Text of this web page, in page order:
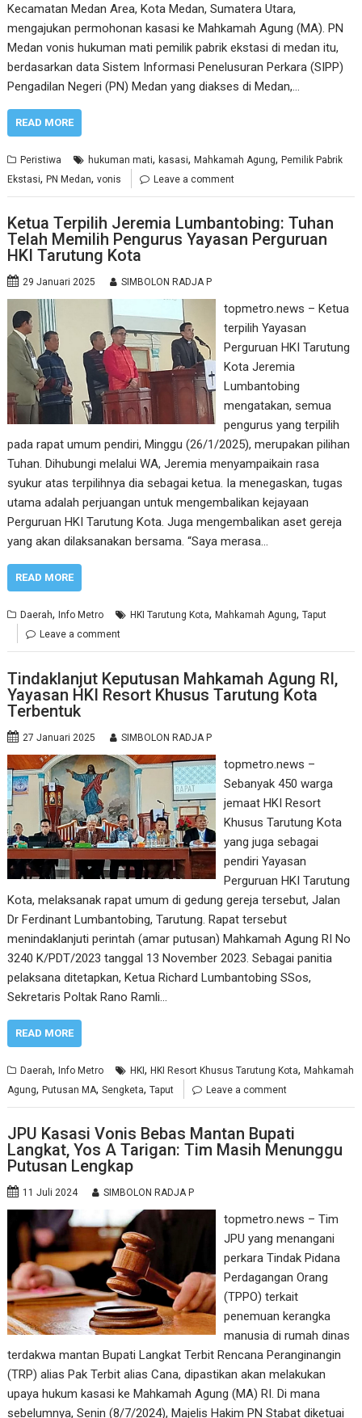
Kecamatan Medan Area, Kota Medan, Sumatera Utara,
mengajukan permohonan kasasi ke Mahkamah Agung (MA). PN
Medan vonis hukuman mati pemilik pabrik ekstasi di medan itu,
berdasarkan data Sistem Informasi Penelusuran Perkara (SIPP)
Pengadilan Negeri (PN) Medan yang diakses di Medan,…
READ MORE
Peristiwa hukuman mati,kasasi,Mahkamah Agung,Pemilik Pabrik
Ekstasi,PN Medan,vonis Leave a comment
Ketua Terpilih Jeremia Lumbantobing: Tuhan
Telah Memilih Pengurus Yayasan Perguruan
HKI Tarutung Kota
29 Januari 2025 SIMBOLON RADJA P
topmetro.news – Ketua
terpilih Yayasan
Perguruan HKI Tarutung
Kota Jeremia
Lumbantobing
mengatakan, semua
pengurus yang terpilih
pada rapat umum pendiri, Minggu (26/1/2025), merupakan pilihan
Tuhan. Dihubungi melalui WA, Jeremia menyampaikain rasa
syukur atas terpilihnya dia sebagai ketua. Ia menegaskan, tugas
utama adalah perjuangan untuk mengembalikan kejayaan
Perguruan HKI Tarutung Kota. Juga mengembalikan aset gereja
yang akan dilaksanakan bersama. “Saya merasa…
READ MORE
Daerah,Info Metro HKI Tarutung Kota,Mahkamah Agung,Taput
Leave a comment
Tindaklanjut Keputusan Mahkamah Agung RI,
Yayasan HKI Resort Khusus Tarutung Kota
Terbentuk
27 Januari 2025 SIMBOLON RADJA P
topmetro.news –
Sebanyak 450 warga
jemaat HKI Resort
Khusus Tarutung Kota
yang juga sebagai
pendiri Yayasan
Perguruan HKI Tarutung
Kota, melaksanak rapat umum di gedung gereja tersebut, Jalan
Dr Ferdinant Lumbantobing, Tarutung. Rapat tersebut
menindaklanjuti perintah (amar putusan) Mahkamah Agung RI No
3240 K/PDT/2023 tanggal 13 November 2023. Sebagai panitia
pelaksana ditetapkan, Ketua Richard Lumbantobing SSos,
Sekretaris Poltak Rano Ramli…
READ MORE
Daerah,Info Metro HKI,HKI Resort Khusus Tarutung Kota,Mahkamah
Agung,Putusan MA,Sengketa,Taput Leave a comment
JPU Kasasi Vonis Bebas Mantan Bupati
Langkat, Yos A Tarigan: Tim Masih Menunggu
Putusan Lengkap
11 Juli 2024 SIMBOLON RADJA P
topmetro.news – Tim
JPU yang menangani
perkara Tindak Pidana
Perdagangan Orang
(TPPO) terkait
penemuan kerangka
manusia di rumah dinas
terdakwa mantan Bupati Langkat Terbit Rencana Peranginangin
(TRP) alias Pak Terbit alias Cana, dipastikan akan melakukan
upaya hukum kasasi ke Mahkamah Agung (MA) RI. Di mana
sebelumnya, Senin (8/7/2024), Majelis Hakim PN Stabat diketuai